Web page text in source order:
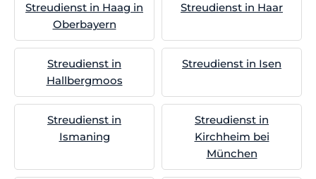
Streudienst in Haag in
Oberbayern
Streudienst in Haar
Streudienst in
Hallbergmoos
Streudienst in Isen
Streudienst in
Ismaning
Streudienst in
Kirchheim bei
München